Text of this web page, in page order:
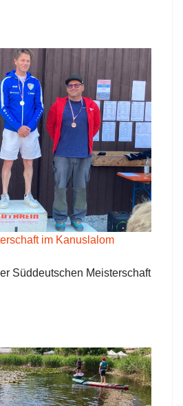
im Kanuslalom
Süddeutschen Meisterschaft